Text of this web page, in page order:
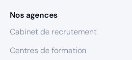
Nos agences
Cabinet de recrutement
Centres de formation